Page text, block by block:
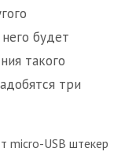
будет
такого
три
micro-USB штекер